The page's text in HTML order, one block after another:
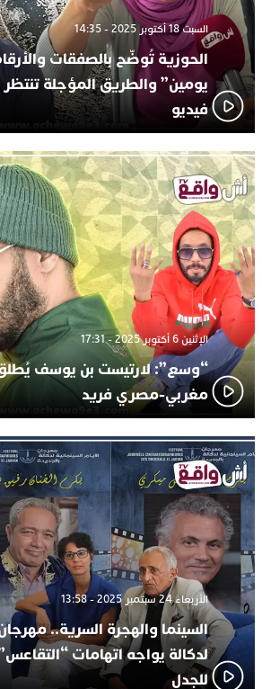
السبت 18 أكتوبر 2025 - 14:35
الحوزية تُوضّح بالصفقات
يومين” والطريق المؤجلة تنتظر
فيديو
الإثنين 6 أكتوبر 2025 - 17:31
“وسع”: لارتيست بن يوسف يُطلق
مغربي-مصري فريد
الأربعاء 24 سبتمبر 2025 - 13:58
السينما والهجرة السرية.. مهرجان
لدكالة يواجه اتهامات
للجدل